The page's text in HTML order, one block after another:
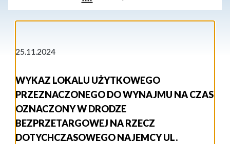
25.11.2024
WYKAZ LOKALU UŻYTKOWEGO
PRZEZNACZONEGO DO WYNAJMU NA CZAS
OZNACZONY W DRODZE
BEZPRZETARGOWEJ NA RZECZ
DOTYCHCZASOWEGO NAJEMCY UL.